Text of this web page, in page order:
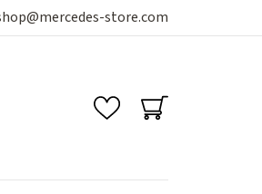
@mercedes-store.com
NÁKUPNÍ
KOŠÍK